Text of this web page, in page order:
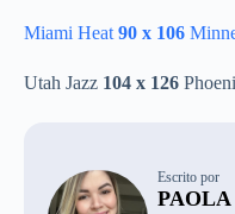
Miami Heat 90 x 106
Utah Jazz 104 x 126
Escrito por